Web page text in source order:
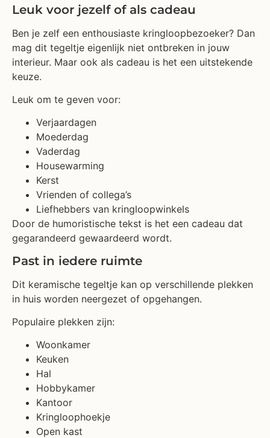
Leuk voor jezelf of als cadeau
Ben je zelf een enthousiaste kringloopbezoeker? Dan
mag dit tegeltje eigenlijk niet ontbreken in jouw
interieur. Maar ook als cadeau is het een uitstekende
keuze.
Leuk om te geven voor:
Verjaardagen
Moederdag
Vaderdag
Housewarming
Kerst
Vrienden of collega’s
Liefhebbers van kringloopwinkels
Door de humoristische tekst is het een cadeau dat
gegarandeerd gewaardeerd wordt.
Past in iedere ruimte
Dit keramische tegeltje kan op verschillende plekken
in huis worden neergezet of opgehangen.
Populaire plekken zijn:
Woonkamer
Keuken
Hal
Hobbykamer
Kantoor
Kringloophoekje
Open kast